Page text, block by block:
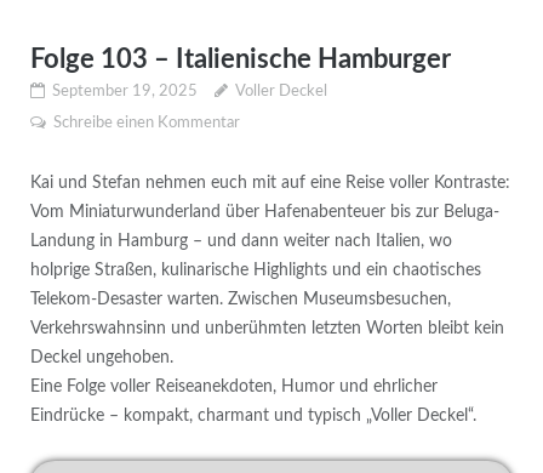
Folge 103 – Italienische Hamburger
September 19, 2025
Voller Deckel
Schreibe einen Kommentar
Kai und Stefan nehmen euch mit auf eine Reise voller Kontraste:
Vom Miniaturwunderland über Hafenabenteuer bis zur Beluga-
Landung in Hamburg – und dann weiter nach Italien, wo
holprige Straßen, kulinarische Highlights und ein chaotisches
Telekom-Desaster warten. Zwischen Museumsbesuchen,
Verkehrswahnsinn und unberühmten letzten Worten bleibt kein
Deckel ungehoben.
Eine Folge voller Reiseanekdoten, Humor und ehrlicher
Eindrücke – kompakt, charmant und typisch „Voller Deckel“.